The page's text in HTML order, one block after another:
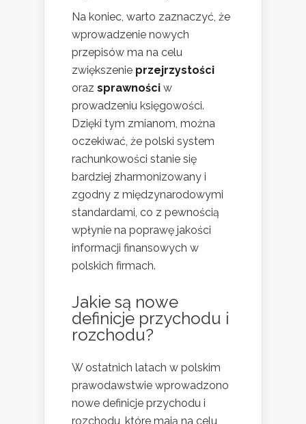
Na koniec, warto zaznaczyć, że
wprowadzenie nowych
przepisów ma na celu
zwiększenie przejrzystości
oraz sprawności w
prowadzeniu księgowości.
Dzięki tym zmianom, można
oczekiwać, że polski system
rachunkowości stanie się
bardziej zharmonizowany i
zgodny z międzynarodowymi
standardami, co z pewnością
wpłynie na poprawę jakości
informacji finansowych w
polskich firmach.
Jakie są nowe
definicje przychodu i
rozchodu?
W ostatnich latach w polskim
prawodawstwie wprowadzono
nowe definicje przychodu i
rozchodu, które mają na celu